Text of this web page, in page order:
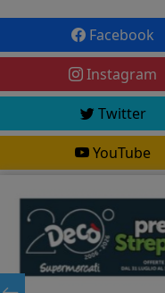
Facebook
Instagram
Twitter
YouTube